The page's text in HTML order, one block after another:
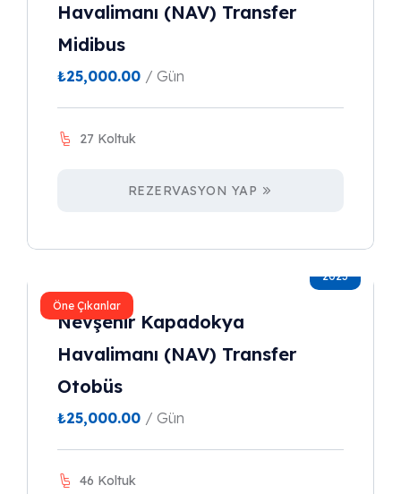
Havalimanı (NAV) Transfer
Midibus
₺25,000.00 / Gün
27 Koltuk
REZERVASYON YAP
Öne Çıkanlar
2023
Nevşehir Kapadokya
Havalimanı (NAV) Transfer
Otobüs
₺25,000.00 / Gün
46 Koltuk